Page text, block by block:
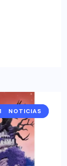
NOTICIAS